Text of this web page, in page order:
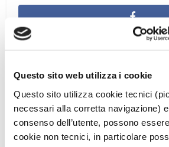
Questo sito web utilizza i cookie
Questo sito utilizza cookie tecnici
necessari alla corretta navigazione)
consenso dell’utente, possono
cookie non tecnici, in particolare